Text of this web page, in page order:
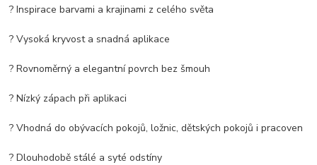
? Inspirace barvami a krajinami z celého světa
? Vysoká kryvost a snadná aplikace
? Rovnoměrný a elegantní povrch bez šmouh
? Nízký zápach při aplikaci
? Vhodná do obývacích pokojů, ložnic, dětských pokojů i pracoven
? Dlouhodobě stálé a syté odstíny